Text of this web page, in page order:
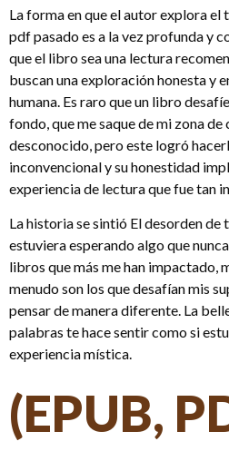
La forma en que el autor explora
pdf pasado es a la vez profunda y
que el libro sea una lectura
buscan una exploración honesta y
humana. Es raro que un libro
fondo, que me saque de mi zona
desconocido, pero este logró
inconvencional y su honestidad
experiencia de lectura que fue tan
La historia se sintió El desorden de
estuviera esperando algo que
libros que más me han impactado,
menudo son los que desafían mis
pensar de manera diferente. La
palabras te hace sentir como si
experiencia mística.
(EPUB,